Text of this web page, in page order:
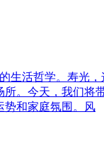
活哲学。寿光
。今天，我们
势和家庭氛围。风